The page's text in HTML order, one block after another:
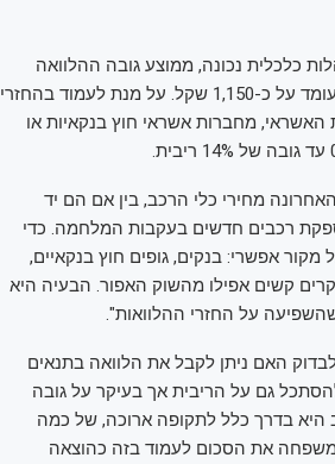
כלכלית נכונה, ממוצע גובה ההלוואה
לרכב עומד על כ-47 אלף שקל, בעוד ממוצע ההחזר החודשי עומד על כ-1,150 שקל. על מנת לעמוד בהחזרי
מחברות אשראי חוץ בנקאיות או
מחירי כלי הרכב, בין אם הם יד
רכבים חדשים בעקבות המלחמה. כדי
אפשרי: בנקים, גופים חוץ בנקאיים,
קשים אפילו מהשוק האפור. הבעיה היא
על החזרי ההלוואות".
האם ניתן לקבל את הלוואה בתנאים
גם על הריבית אך בעיקר על גובה
היא בדרך כלל לתקופה ארוכה, של כמה
את הסכום לעמוד בזה כהוצאה